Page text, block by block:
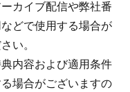
カイブ配信や弊社番
どで使用する場合が
い。
内容および適用条件
場合がございますの